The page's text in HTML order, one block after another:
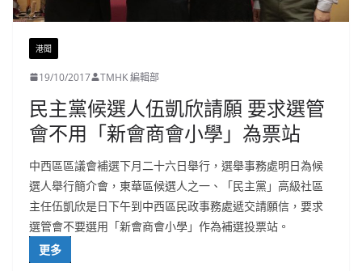
港聞
19/10/2017 TMHK 編輯部
民主黨候選人伍凱欣請願 要求選管
會不用「新會商會小學」為票站
中西區區議會補選下月二十六日舉行，選舉事務處明日為候
選人舉行簡介會，東華區候選人之一、「民主黨」高級社區
主任伍凱欣是日下午到中西區民政事務處遞交請願信，要求
選管會不要選用「新會商會小學」作為補選投票站。
更多